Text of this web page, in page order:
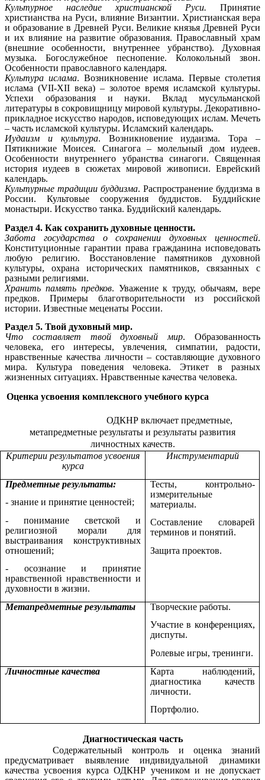
Культурное наследие христианской Руси. Принятие
христианства на Руси, влияние Византии. Христианская вера
и образование в Древней Руси. Великие князья Древней Руси
и их влияние на развитие образования. Православный храм
(внешние особенности, внутреннее убранство). Духовная
музыка. Богослужебное песнопение. Колокольный звон.
Особенности православного календаря.
Культура ислама. Возникновение ислама. Первые столетия
ислама (VII-XII века) – золотое время исламской культуры.
Успехи образования и науки. Вклад мусульманской
литературы в сокровищницу мировой культуры. Декоративно-
прикладное искусство народов, исповедующих ислам. Мечеть
– часть исламской культуры. Исламский календарь.
Иудаизм и культура. Возникновение иудаизма. Тора –
Пятикнижие Моисея. Синагога – молельный дом иудеев.
Особенности внутреннего убранства синагоги. Священная
история иудеев в сюжетах мировой живописи. Еврейский
календарь.
Культурные традиции буддизма. Распространение буддизма в
России. Культовые сооружения буддистов. Буддийские
монастыри. Искусство танка. Буддийский календарь.
Раздел 4. Как сохранить духовные ценности.
Забота государства о сохранении духовных ценностей.
Конституционные гарантии права гражданина исповедовать
любую религию. Восстановление памятников духовной
культуры, охрана исторических памятников, связанных с
разными религиями.
Хранить память предков. Уважение к труду, обычаям, вере
предков. Примеры благотворительности из российской
истории. Известные меценаты России.
Раздел 5. Твой духовный мир.
Что составляет твой духовный мир. Образованность
человека, его интересы, увлечения, симпатии, радости,
нравственные качества личности – составляющие духовного
мира. Культура поведения человека. Этикет в разных
жизненных ситуациях. Нравственные качества человека.
Оценка усвоения комплексного учебного курса
ОДКНР включает предметные,
метапредметные результаты и результаты развития
личностных качеств.
Критерии результатов усвоения
курса
Инструментарий
Предметные результаты:
- знание и принятие ценностей;
- понимание светской и
религиозной морали для
выстраивания конструктивных
отношений;
- осознание и принятие
нравственной нравственности и
духовности в жизни.
Тесты, контрольно-
измерительные
материалы.
Составление словарей
терминов и понятий.
Защита проектов.
Метапредметные результаты
Творческие работы.
Участие в конференциях,
диспуты.
Ролевые игры, тренинги.
Личностные качества
Карта наблюдений,
диагностика качеств
личности.
Портфолио.
Диагностическая часть
Содержательный контроль и оценка знаний
предусматривает выявление индивидуальной динамики
качества усвоения курса ОДКНР учеником и не допускает